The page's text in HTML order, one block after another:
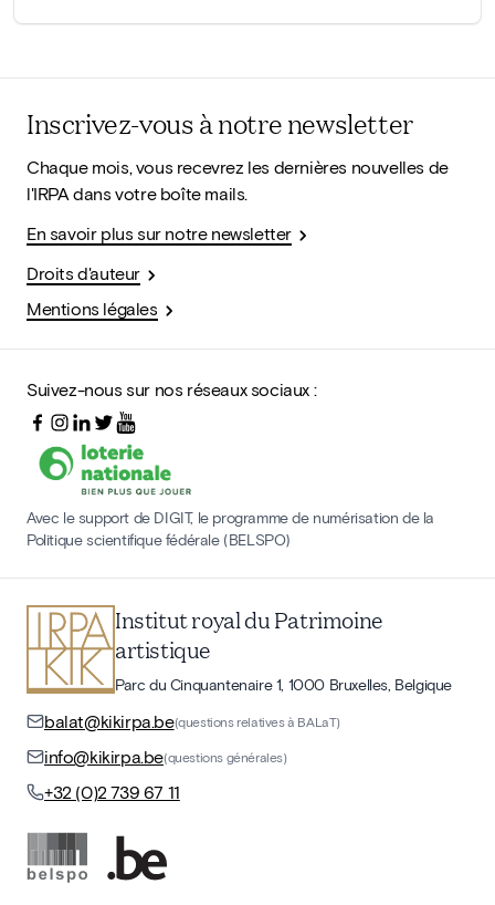
Inscrivez-vous à notre newsletter
Chaque mois, vous recevrez les dernières nouvelles de
l'IRPA dans votre boîte mails.
En savoir plus sur notre newsletter
Droits d'auteur
Mentions légales
Suivez-nous sur nos réseaux sociaux :
Avec le support de DIGIT, le programme de numérisation de la
Politique scientifique fédérale (BELSPO)
Institut royal du Patrimoine
artistique
Parc du Cinquantenaire 1, 1000 Bruxelles, Belgique
balat@kikirpa.be(questions relatives à BALaT)
info@kikirpa.be(questions générales)
+32 (0)2 739 67 11